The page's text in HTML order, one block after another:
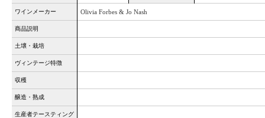
ワインメーカー Olivia Forbes & Jo Nash
商品説明
土壌・栽培
ヴィンテージ特徴
収穫
醸造・熟成
生産者テースティング